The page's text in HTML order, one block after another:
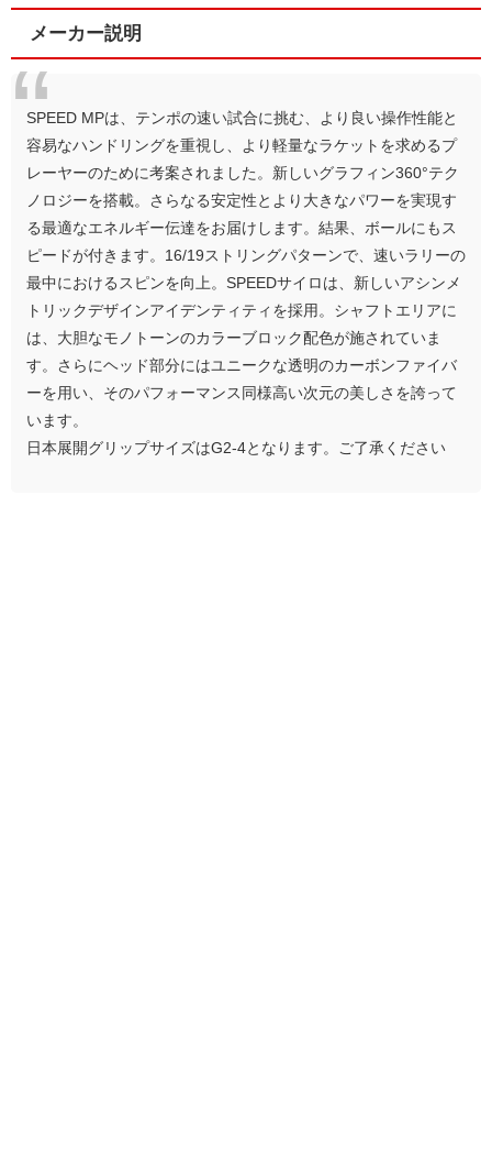
メーカー説明
SPEED MPは、テンポの速い試合に挑む、より良い操作性能と
容易なハンドリングを重視し、より軽量なラケットを求めるプ
レーヤーのために考案されました。新しいグラフィン360°テク
ノロジーを搭載。さらなる安定性とより大きなパワーを実現す
る最適なエネルギー伝達をお届けします。結果、ボールにもス
ピードが付きます。16/19ストリングパターンで、速いラリーの
最中におけるスピンを向上。SPEEDサイロは、新しいアシンメ
トリックデザインアイデンティティを採用。シャフトエリアに
は、大胆なモノトーンのカラーブロック配色が施されていま
す。さらにヘッド部分にはユニークな透明のカーボンファイバ
ーを用い、そのパフォーマンス同様高い次元の美しさを誇って
います。
日本展開グリップサイズはG2-4となります。ご了承ください